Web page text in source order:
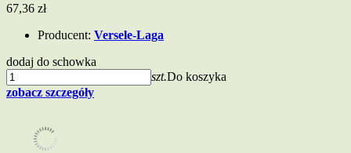
67,36 zł
Producent: Versele-Laga
dodaj do schowka
szt.Do koszyka
zobacz szczegóły